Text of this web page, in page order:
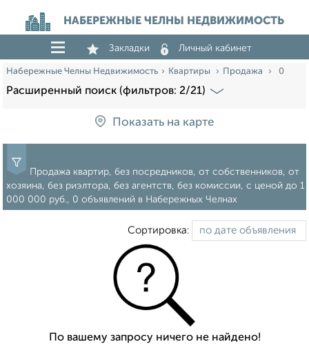
НАБЕРЕЖНЫЕ ЧЕЛНЫ НЕДВИЖИМОСТЬ
Закладки Личный кабинет
Набережные Челны Недвижимость Квартиры Продажа 0
Расширенный поиск (фильтров: 2/21)
Показать на карте
Продажа квартир, без посредников, от собственников, от
хозяина, без риэлтора, без агентств, без комиссии, c ценой до 1
000 000 руб., 0 объявлений в Набережных Челнах
Сортировка:
По вашему запросу ничего не найдено!